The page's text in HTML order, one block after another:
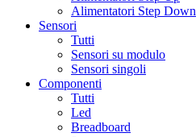
Alimentatori Step Down
Sensori
Tutti
Sensori su modulo
Sensori singoli
Componenti
Tutti
Led
Breadboard